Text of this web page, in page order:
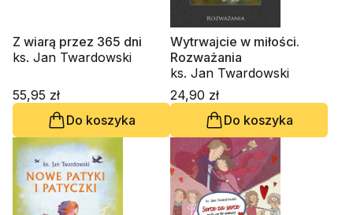
Z wiarą przez 365 dni
ks. Jan Twardowski
55,95 zł
Do koszyka
Wytrwajcie w miłości.
Rozważania
ks. Jan Twardowski
24,90 zł
Do koszyka